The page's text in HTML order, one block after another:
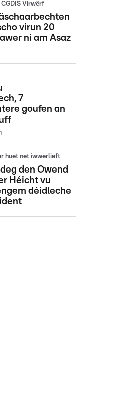
Virwërf
virun 20
ni am Asaz
7
goufen an
huet net iwwerlieft
den Owend
Héicht vu
déidleche